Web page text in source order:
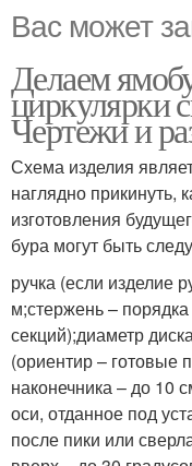
Вас может
Делаем
циркулярки
Чертежи и
Схема изделия
наглядно прикинуть,
изготовления
бура могут быть
ручка (если изделие
м;стержень –
секций);диаметр
(ориентир – готовые
наконечника – до 10
оси, отданное под
после пики или